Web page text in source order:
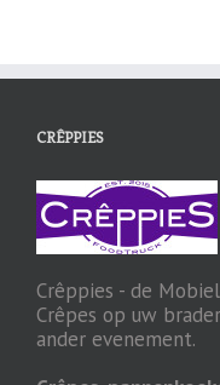
CRÊPPIES
Crêppies - de
Crêpes op uw
ander evenement.